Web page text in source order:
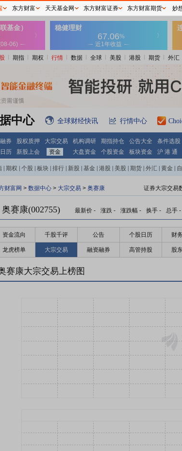
期指 期权 行情 数据 全球 美股 港股 期货 外汇
中心 全球财经快讯 行情中心
券 股权质押 大宗交易 机构调研 期指持仓 公告大全 条件选股
历 新股上会 资金 大盘资金 个股资金 板块资金 沪 港 通
期权 个股 板块 排行 新股 基金 港股 美股 期货 外汇 黄金
财富网 > 数据中心 > 大宗交易 > 奥赛康 证券大宗交易
奥赛康(002755) 最新价 - 涨跌 - 涨跌幅 - 换手 - 总手 -
资金流向 千股千评 公告 个股日历 财
龙虎榜单 大宗交易 融资融券 高管持股 股
赛康大宗交易上榜图
东方财富 天天基金网 东方财富证券 东方财富期货 妙